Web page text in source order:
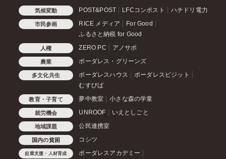
気候変動 POST&POST LFCコンポスト ハチドリ電力
市民参画 RICE メディア
For Good
ふるさと納税 for Good
人権 ZERO PC アノサポ
農業 ボーダレス・グリーンズ
多文化共生 ボーダレスハウス
ボーダレスビジット
むすびば
教育・子育て 夢中教室 小さな森の学童
就労機会 UNROOF いえとしごと
地域課題 公民連携室
国内の貧困 コシツ
起業支援・人材育成 ボーダレスアカデミー